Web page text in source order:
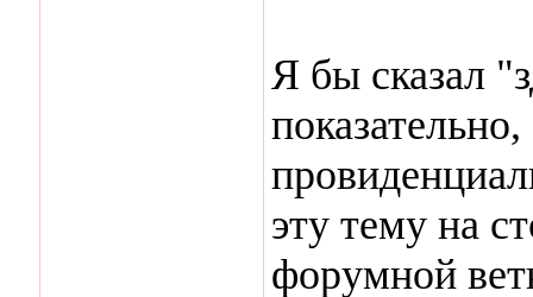
Я бы сказал
эту тему на
форумной